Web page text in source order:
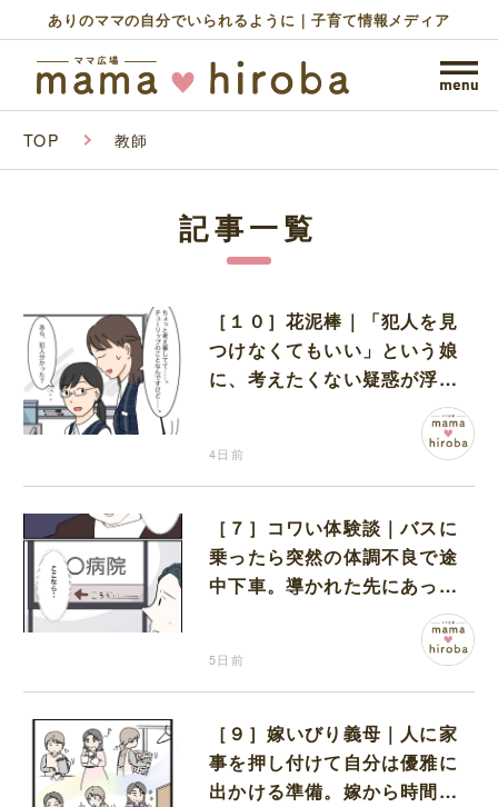
ありのママの自分でいられるように｜子育て情報メディア
TOP 教師
記事一覧
［１０］花泥棒｜「犯人を見
つけなくてもいい」という娘
に、考えたくない疑惑が浮か
4日前
［７］コワい体験談｜バスに
乗ったら突然の体調不良で途
中下車。導かれた先にあった
5日前
［９］嫁いびり義母｜人に家
事を押し付けて自分は優雅に
出かける準備。嫁から時間も